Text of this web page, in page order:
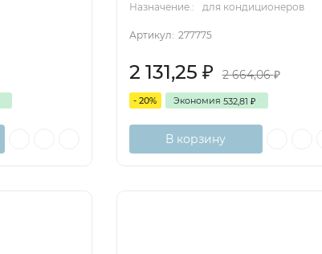
Назначение.: для кондиционеров
Артикул: 277775
2 131,25 ₽ 2 664,06₽
- 20% Экономия 532,81 ₽
В корзину